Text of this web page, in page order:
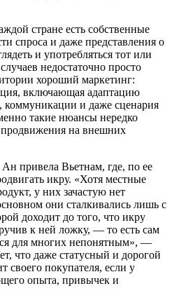
стране есть собственные
спроса и даже представления о
и употребляться тот или
недостаточно просто
хороший маркетинг:
включающая адаптацию
коммуникации и даже сценария
такие нюансы нередко
на внешних
привела Вьетнам, где, по ее
икру. «Хотя местные
у них зачастую нет
они сталкивались лишь с
доходит до того, что икру
к ней ложку, — то есть сам
для многих непонятным», —
что даже статусный и дорогой
своего покупателя, если у
опыта, привычек и